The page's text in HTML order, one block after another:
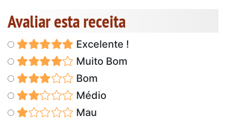
Avaliar esta receita
Excelente !
Muito Bom
Bom
Médio
Mau